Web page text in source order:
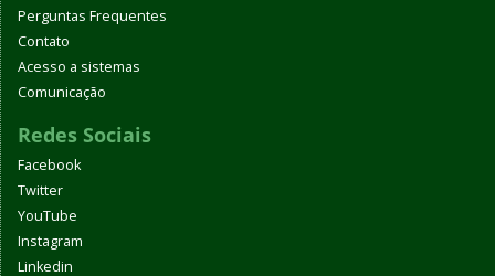
Perguntas Frequentes
Contato
Acesso a sistemas
Comunicação
Redes Sociais
Facebook
Twitter
YouTube
Instagram
Linkedin